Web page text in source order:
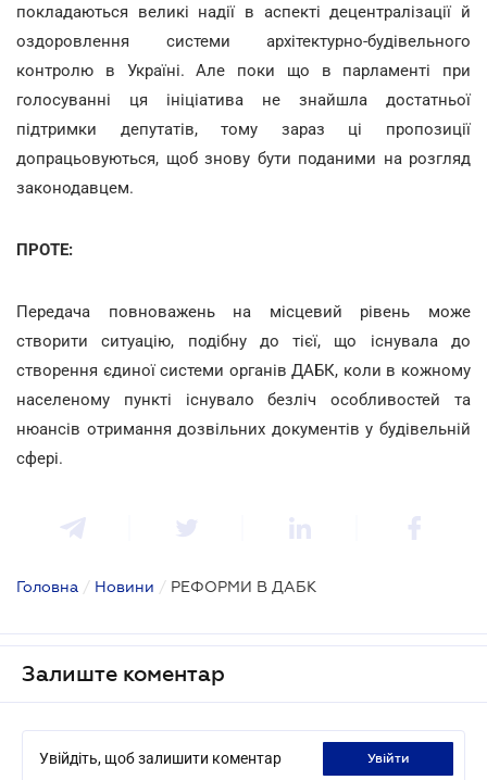
покладаються великі надії в аспекті децентралізації й
оздоровлення системи архітектурно-будівельного
контролю в Україні. Але поки що в парламенті при
голосуванні ця ініціатива не знайшла достатньої
підтримки депутатів, тому зараз ці пропозиції
допрацьовуються, щоб знову бути поданими на розгляд
законодавцем.
ПРОТЕ:
Передача повноважень на місцевий рівень може
створити ситуацію, подібну до тієї, що існувала до
створення єдиної системи органів ДАБК, коли в кожному
населеному пункті існувало безліч особливостей та
нюансів отримання дозвільних документів у будівельній
сфері.
Головна / Новини / РЕФОРМИ В ДАБК
Залиште коментар
Увійдіть, щоб залишити коментар увійти